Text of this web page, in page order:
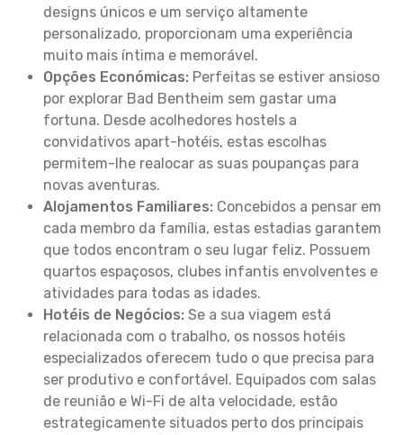
designs únicos e um serviço altamente
personalizado, proporcionam uma experiência
muito mais íntima e memorável.
Opções Económicas: Perfeitas se estiver ansioso
por explorar Bad Bentheim sem gastar uma
fortuna. Desde acolhedores hostels a
convidativos apart-hotéis, estas escolhas
permitem-lhe realocar as suas poupanças para
novas aventuras.
Alojamentos Familiares: Concebidos a pensar em
cada membro da família, estas estadias garantem
que todos encontram o seu lugar feliz. Possuem
quartos espaçosos, clubes infantis envolventes e
atividades para todas as idades.
Hotéis de Negócios: Se a sua viagem está
relacionada com o trabalho, os nossos hotéis
especializados oferecem tudo o que precisa para
ser produtivo e confortável. Equipados com salas
de reunião e Wi-Fi de alta velocidade, estão
estrategicamente situados perto dos principais